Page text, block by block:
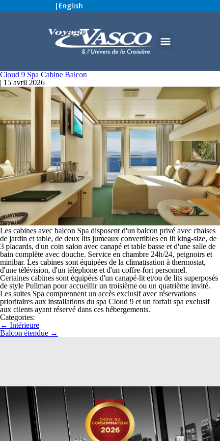
| English
Cloud 9 Spa Cabine Balcon
| 15 avril 2026
Les cabines avec balcon Spa disposent d'un balcon privé avec chaises
de jardin et table, de deux lits jumeaux convertibles en lit king-size, de
3 placards, d'un coin salon avec canapé et table basse et d'une salle de
bain complète avec douche. Service en chambre 24h/24, peignoirs et
minibar. Les cabines sont équipées de la climatisation à thermostat,
d'une télévision, d'un téléphone et d'un coffre-fort personnel.
Certaines cabines sont équipées d'un canapé-lit et/ou de lits superposés
de style Pullman pour accueillir un troisième ou un quatrième invité.
Les suites Spa comprennent un accès exclusif avec réservations
prioritaires aux installations du spa Cloud 9 et un forfait spa exclusif
aux clients ayant réservé dans ces hébergements.
Categories:
← Intérieure
Balcon étendue →